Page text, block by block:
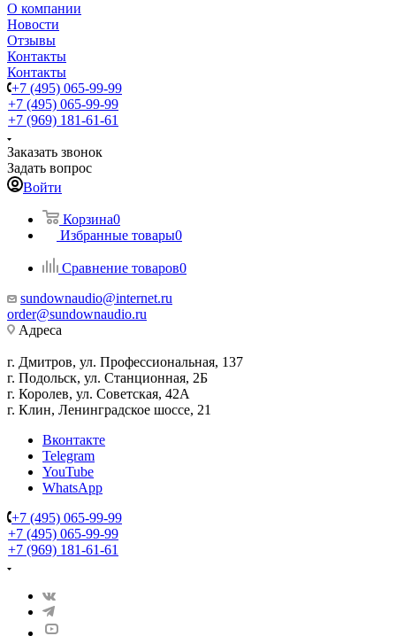
О компании
Новости
Отзывы
Контакты
Контакты
+7 (495) 065-99-99
+7 (495) 065-99-99
+7 (969) 181-61-61
Заказать звонок
Задать вопрос
Войти
Корзина0
Избранные товары0
Сравнение товаров0
sundownaudio@internet.ru
order@sundownaudio.ru
Адреса
г. Дмитров, ул. Профессиональная, 137
г. Подольск, ул. Станционная, 2Б
г. Королев, ул. Советская, 42А
г. Клин, Ленинградское шоссе, 21
Вконтакте
Telegram
YouTube
WhatsApp
+7 (495) 065-99-99
+7 (495) 065-99-99
+7 (969) 181-61-61